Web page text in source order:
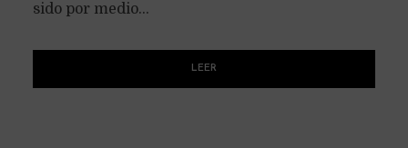
sido por medio...
LEER